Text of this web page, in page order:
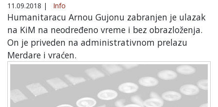
11.09.2018 | Info
Humanitaracu Arnou Gujonu zabranjen je ulazak
na KiM na neodređeno vreme i bez obrazloženja.
On je priveden na administrativnom prelazu
Merdare i vraćen.